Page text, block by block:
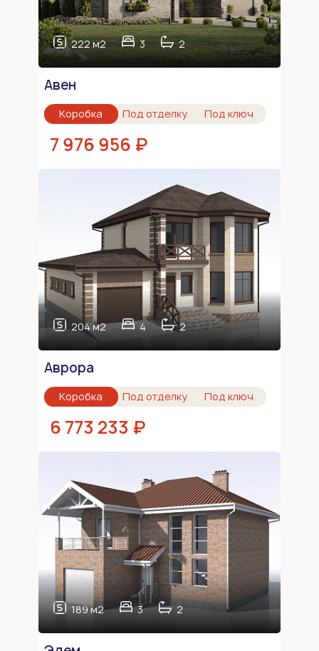
222 м2 3 2
Авен
Коробка Под отделку Под ключ
7 976 956 ₽
204 м2 4 2
Аврора
Коробка Под отделку Под ключ
6 773 233 ₽
189 м2 3 2